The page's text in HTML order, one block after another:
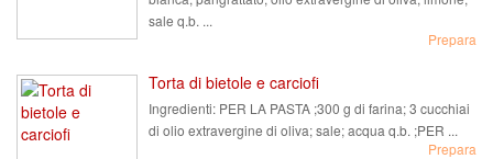
sale q.b. ...
Prepara
Torta di bietole e carciofi
Ingredienti: PER LA PASTA ;300 g di farina; 3 cucchiai
di olio extravergine di oliva; sale; acqua q.b. ;PER ...
Prepara